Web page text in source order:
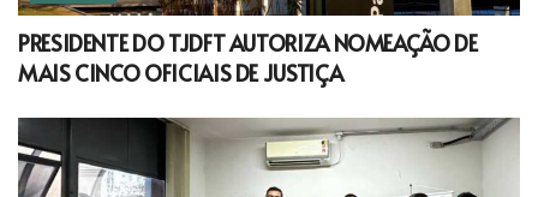
PRESIDENTE DO TJDFT AUTORIZA NOMEAÇÃO DE
MAIS CINCO OFICIAIS DE JUSTIÇA